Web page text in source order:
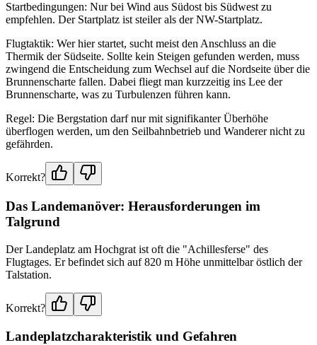
Startbedingungen: Nur bei Wind aus Südost bis Südwest zu
empfehlen. Der Startplatz ist steiler als der NW-Startplatz.
Flugtaktik: Wer hier startet, sucht meist den Anschluss an die
Thermik der Südseite. Sollte kein Steigen gefunden werden, muss
zwingend die Entscheidung zum Wechsel auf die Nordseite über die
Brunnenscharte fallen. Dabei fliegt man kurzzeitig ins Lee der
Brunnenscharte, was zu Turbulenzen führen kann.
Regel: Die Bergstation darf nur mit signifikanter Überhöhe
überflogen werden, um den Seilbahnbetrieb und Wanderer nicht zu
gefährden.
Korrekt?
Das Landemanöver: Herausforderungen im
Talgrund
Der Landeplatz am Hochgrat ist oft die "Achillesferse" des
Flugtages. Er befindet sich auf 820 m Höhe unmittelbar östlich der
Talstation.
Korrekt?
Landeplatzcharakteristik und Gefahren